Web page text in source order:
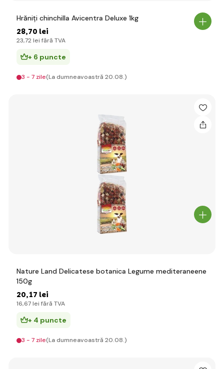
Hrăniți chinchilla Avicentra Deluxe 1kg
28,70 lei
23,72 lei fără TVA
+ 6 puncte
3 - 7 zile(La dumneavoastră 20.08.)
Nature Land Delicatese botanica Legume mediteraneene
150g
20,17 lei
16,67 lei fără TVA
+ 4 puncte
3 - 7 zile(La dumneavoastră 20.08.)